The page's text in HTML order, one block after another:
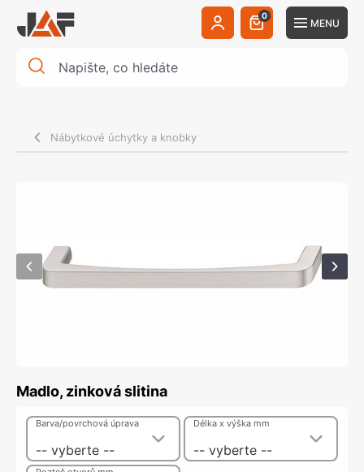
0
MENU
Nábytkové úchytky a knobky
Madlo, zinková slitina
-- vyberte --
Barva/povrchová úprava
-- vyberte --
Délka x výška mm